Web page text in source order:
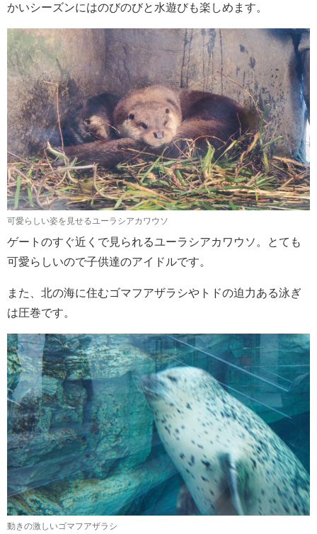
かいシーズンにはのびのびと水遊びも楽しめます。
可愛らしい姿を見せるユーラシアカワウソ
ゲートのすぐ近くで見られるユーラシアカワウソ。とても
可愛らしいので子供達のアイドルです。
また、北の海に住むゴマフアザラシやトドの迫力ある泳ぎ
は圧巻です。
動きの激しいゴマフアザラシ